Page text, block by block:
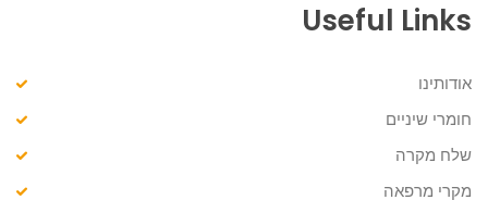
Useful Links
אודותינו
חומרי שיניים
שלח מקרה
מקרי מרפאה